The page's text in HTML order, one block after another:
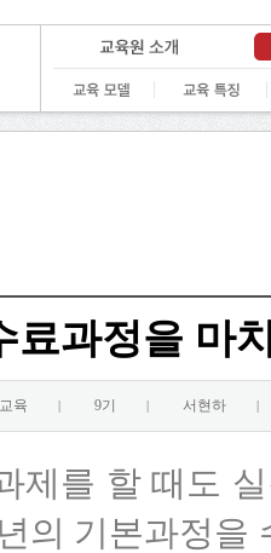
료과정을 마
육 9기 서현하
제를 할 때도
의 기본과정